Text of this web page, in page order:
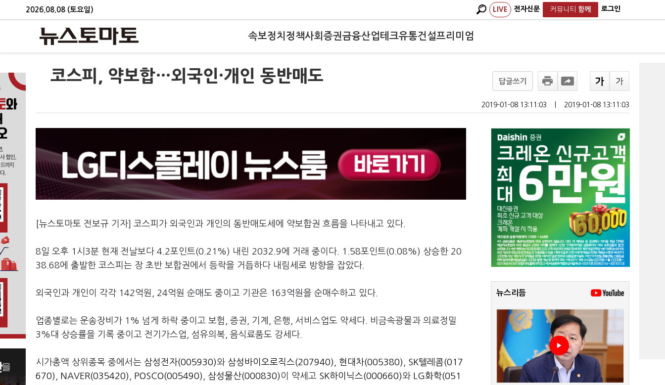
2026.08.08 (토요일) LIVE 전자신문 커뮤니티 함께 로그인
속보정치 정책사회 증권금융산업테크유통건설프리미엄
코스피, 약보합…외국인·개인 동반매도 답글쓰기
2019-01-08 13:11:03 2019-01-08 13:11:03
[뉴스토마토 전보규 기자] 코스피가 외국인과 개인의 동반매도세에 약보합권 흐름을 나타내고 있다.
8일 오후 1시3분 현재 전날보다 4.2포인트(0.21%) 내린 2032.9에 거래 중이다. 1.58포인트(0.08%) 상승한 20
38.68에 출발한 코스피는 장 초반 보합권에서 등락을 거듭하다 내림세로 방향을 잡았다.
외국인과 개인이 각각 142억원, 24억원 순매도 중이고 기관은 163억원을 순매수하고 있다.
업종별로는 운송장비가 1% 넘게 하락 중이고 보험, 증권, 기계, 은행, 서비스업도 약세다. 비금속광물과 의료정밀
3%대 상승률을 기록 중이고 전기가스업, 섬유의복, 음식료품도 강세다.
시가총액 상위종목 중에서는 삼성전자(005930)와 삼성바이오로직스(207940) 현대차(005380)
SK텔레콤(017
670)
NAVER(035420) POSCO(005490) 삼성물산(000830)이 약세고 SK하이닉스(000660)와
LG화학(051
뉴스리듬